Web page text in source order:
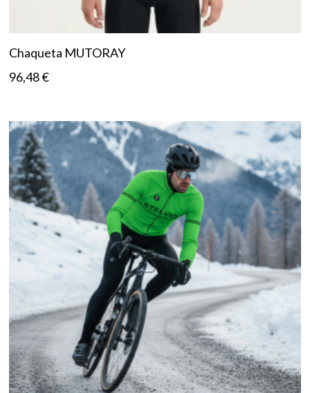
Chaqueta MUTORAY
96,48€